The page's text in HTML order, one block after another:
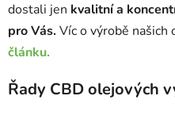
dostali jen kvalitní a
pro Vás. Víc o výrobě našich
článku.
Řady CBD olejových